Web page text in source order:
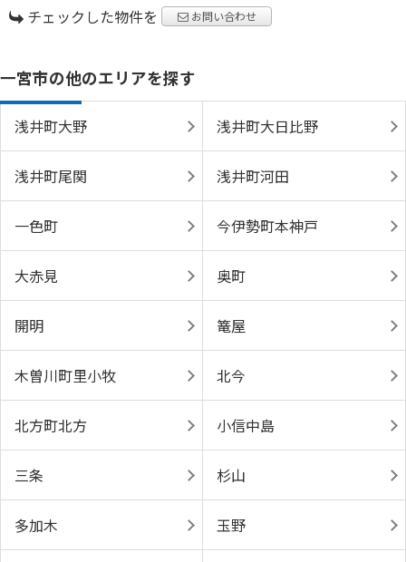
チェックした物件を お問い合わせ
一宮市の他のエリアを探す
浅井町大野 浅井町大日比野
浅井町尾関 浅井町河田
一色町 今伊勢町本神戸
大赤見 奥町
開明 篭屋
木曽川町里小牧 北今
北方町北方 小信中島
三条 杉山
多加木 玉野